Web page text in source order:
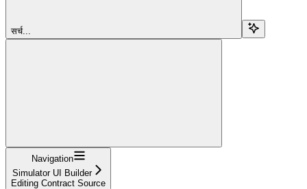
सर्च...
Navigation
Simulator UI Builder
Editing Contract Source